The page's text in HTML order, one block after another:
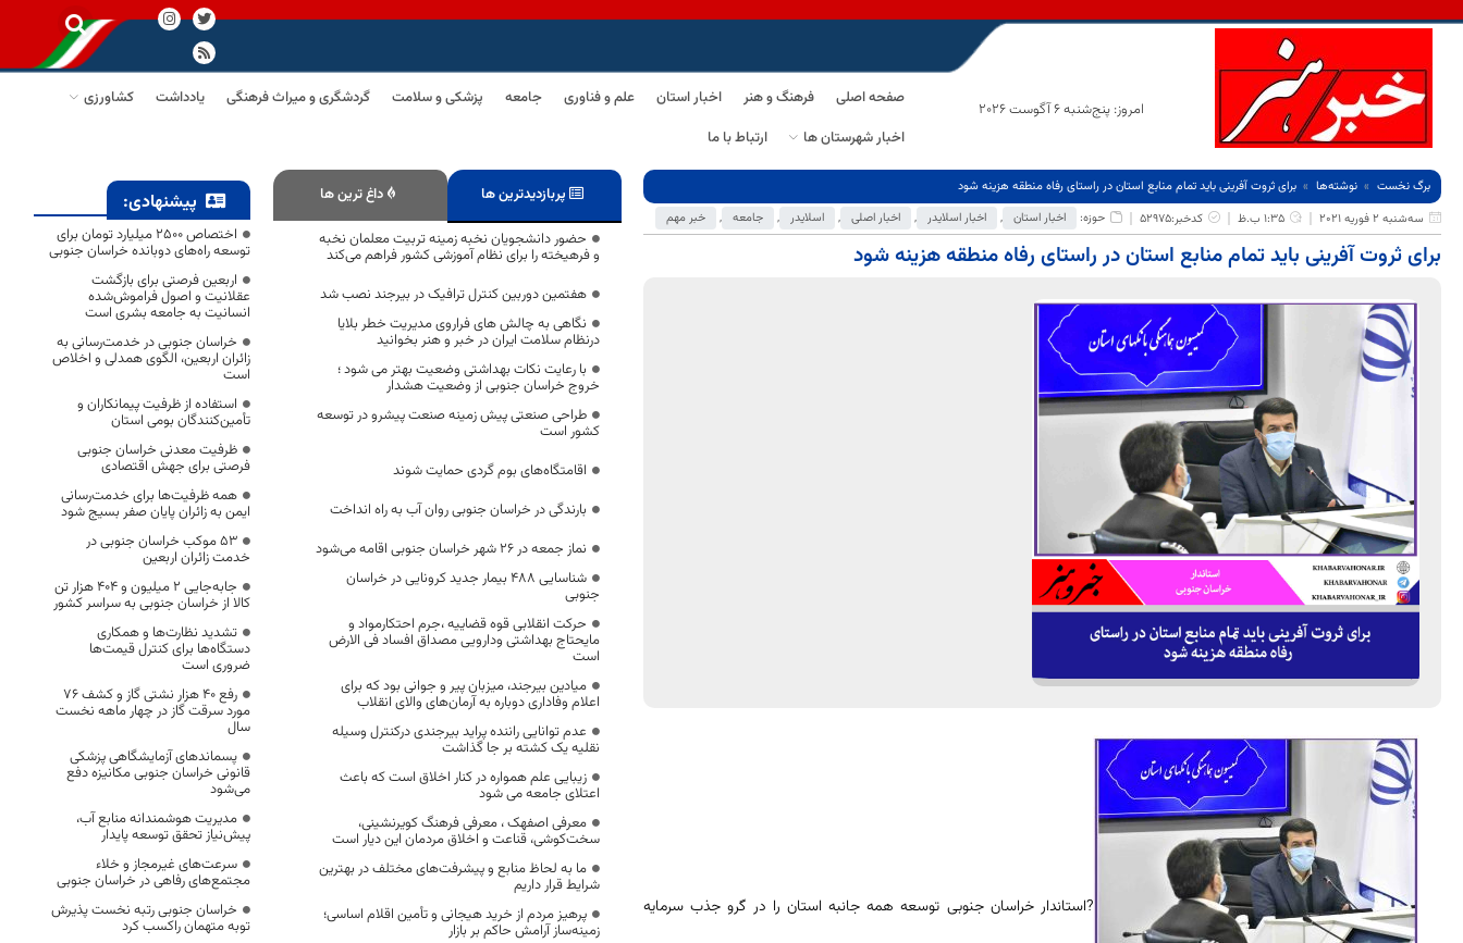
امروز: پنج‌شنبه 6 آگوست 2026
صفحه اصلی فرهنگ و هنر اخبار استان علم و فناوری جامعه پزشکی و سلامت گردشگری و میراث فرهنگی یادداشت
کشاورزی
اخبار شهرستان ها
ارتباط با ما
برگ نخست نوشته‌ها
برای ثروت آفرینی باید تمام منابع استان در راستای رفاه منطقه هزینه شود
سه‌شنبه 2 فوریه 2021
1:35 ب.ظ کدخبر:52975 حوزه: اخبار استان , اخبار اسلایدر , اخبار اصلی , اسلایدر , جامعه , خبر مهم
برای ثروت آفرینی باید تمام منابع استان در راستای رفاه منطقه هزینه شود
?استاندار خراسان جنوبی توسعه همه جانبه استان را در گرو جذب سرمایه
پربازدیدترین ها داغ ترین ها
حضور دانشجویان نخبه زمینه تربیت معلمان نخبه
و فرهیخته را برای نظام آموزشی کشور فراهم می‌کند
هفتمین دوربین کنترل ترافیک در بیرجند نصب شد
نگاهی به چالش های فراروی مدیریت خطر بلایا
درنظام سلامت ایران در خبر و هنر بخوانید
با رعایت نکات بهداشتی وضعیت بهتر می شود ؛
خروج خراسان جنوبی از وضعیت هشدار
طراحی صنعتی پیش زمینه صنعت پیشرو در توسعه
کشور است
اقامتگاه‌های بوم گردی حمایت شوند
بارندگی در خراسان جنوبی روان آب به راه انداخت
نماز جمعه در ۲۶ شهر خراسان جنوبی اقامه می‌شود
شناسایی ۴۸۸ بیمار جدید کرونایی در خراسان
جنوبی
حرکت انقلابی قوه قضاییه ،جرم احتکارمواد و
مایحتاج بهداشتی ودارویی مصداق افساد فی الارض
است
میادین بیرجند، میزبان پیر و جوانی بود که برای
اعلام وفاداری دوباره به آرمان‌های والای انقلاب
عدم توانایی راننده پراید بیرجندی درکنترل وسیله
نقلیه يک کشته بر جا گذاشت
زیبایی علم همواره در کنار اخلاق است که باعث
اعتلای جامعه می شود
معرفی اصفهک ، معرفی فرهنگ کویرنشینی،
سخت‌کوشی، قناعت و اخلاق مردمان این دیار است
ما به لحاظ منابع و پیشرفت‌های مختلف در بهترین
شرایط قرار داریم
پرهیز مردم از خرید هیجانی و تأمین اقلام اساسی؛
زمینه‌ساز آرامش حاکم بر بازار
پیشنهادی:
اختصاص 2500 میلیارد تومان برای
توسعه راه‌های دوبانده خراسان جنوبی
اربعین فرصتی برای بازگشت
عقلانیت و اصول فراموش‌شده
انسانیت به جامعه بشری است
خراسان جنوبی در خدمت‌رسانی به
زائران اربعین، الگوی همدلی و اخلاص
است
استفاده از ظرفیت پیمانکاران و
تأمین‌کنندگان بومی استان
ظرفیت معدنی خراسان جنوبی
فرصتی برای جهش اقتصادی
همه ظرفیت‌ها برای خدمت‌رسانی
ایمن به زائران پایان صفر بسیج شود
53 موکب خراسان جنوبی در
خدمت زائران اربعین
جابه‌جایی 2 میلیون و 404 هزار تن
کالا از خراسان جنوبی به سراسر کشور
تشدید نظارت‌ها و همکاری
دستگاه‌ها برای کنترل قیمت‌ها
ضروری است
رفع 40 هزار نشتی گاز و کشف 76
مورد سرقت گاز در چهار ماهه نخست
سال
پسماندهای آزمایشگاهی پزشکی
قانونی خراسان جنوبی مکانیزه دفع
می‌شود
مدیریت هوشمندانه منابع آب،
پیش‌نیاز تحقق توسعه پایدار
سرعت‌های غیرمجاز و خلاء
مجتمع‌های رفاهی در خراسان جنوبی
خراسان جنوبی رتبه نخست پذیرش
توبه متهمان راکسب کرد